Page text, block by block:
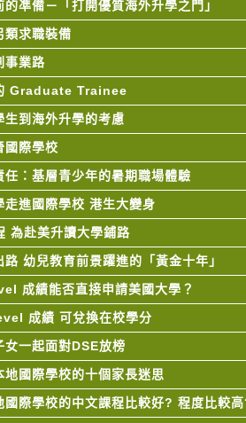
凖備－「打開優質海外升學之門」
類求職裝備
事業路
Graduate Trainee
生到海外升學的考慮
國際學校
任：基層青少年的暑期職場體驗
走進國際學校 港生大變身
為赴美升讀大學鋪路
路 幼兒教育前景躍進的「黃金十年」
成績能否直接申請美國大學？
成績 可兌換在校學分
女一起面對DSE放榜
地國際學校的十個家長迷思
國際學校的中文課程比較好? 程度比較